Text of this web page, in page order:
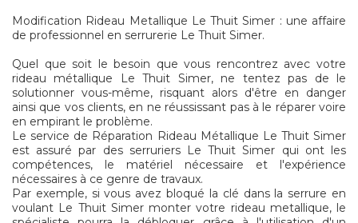
Modification Rideau Metallique Le Thuit Simer : une affaire
de professionnel en serrurerie Le Thuit Simer.
Quel que soit le besoin que vous rencontrez avec votre
rideau métallique Le Thuit Simer, ne tentez pas de le
solutionner vous-même, risquant alors d'être en danger
ainsi que vos clients, en ne réussissant pas à le réparer voire
en empirant le problème.
Le service de Réparation Rideau Métallique Le Thuit Simer
est assuré par des serruriers Le Thuit Simer qui ont les
compétences, le matériel nécessaire et l'expérience
nécessaires à ce genre de travaux.
Par exemple, si vous avez bloqué la clé dans la serrure en
voulant Le Thuit Simer monter votre rideau metallique, le